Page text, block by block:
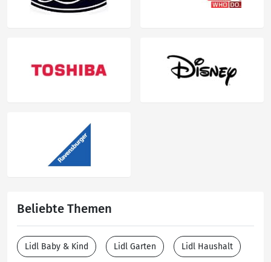
Beliebte Themen
Lidl Baby & Kind Lidl Garten Lidl Haushalt